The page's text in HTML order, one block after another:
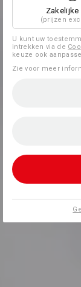
Zakelijke
(prijzen
U kunt uw
intrekken via de
keuze ook
Zie voor meer